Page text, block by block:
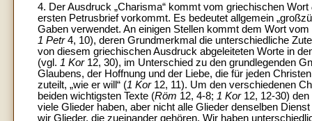
4. Der Ausdruck „Charisma“ kommt vom griechischen Wort
ersten Petrusbrief vorkommt. Es bedeutet allgemein
Gaben verwendet. An einigen Stellen kommt dem Wort
1 Petr4, 10), deren Grundmerkmal die unterschiedliche
von diesem griechischen Ausdruck abgeleiteten Worte in
(vgl. 1 Kor12, 30), im Unterschied zu den grundlegenden
Glaubens, der Hoffnung und der Liebe, die für jeden
zuteilt, „wie er will“ (1 Kor12, 11). Um den verschiedenen
beiden wichtigsten Texte (Röm 12, 4-8; 1 Kor12, 12-30) den
viele Glieder haben, aber nicht alle Glieder denselben
wir Glieder, die zueinander gehören. Wir haben